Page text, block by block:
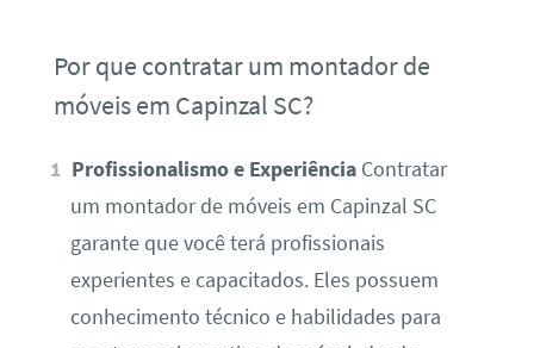
Por que contratar um montador de
móveis em Capinzal SC?
Profissionalismo e Experiência Contratar
um montador de móveis em Capinzal SC
garante que você terá profissionais
experientes e capacitados. Eles possuem
conhecimento técnico e habilidades para